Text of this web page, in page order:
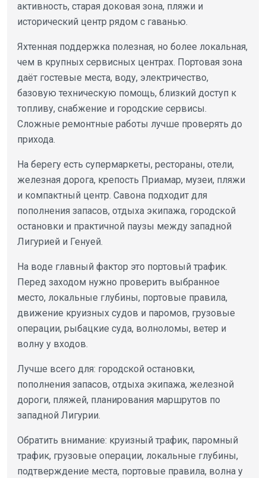
активность, старая доковая зона, пляжи и
исторический центр рядом с гаванью.
Яхтенная поддержка полезная, но более локальная,
чем в крупных сервисных центрах. Портовая зона
даёт гостевые места, воду, электричество,
базовую техническую помощь, близкий доступ к
топливу, снабжение и городские сервисы.
Сложные ремонтные работы лучше проверять до
прихода.
На берегу есть супермаркеты, рестораны, отели,
железная дорога, крепость Приамар, музеи, пляжи
и компактный центр. Савона подходит для
пополнения запасов, отдыха экипажа, городской
остановки и практичной паузы между западной
Лигурией и Генуей.
На воде главный фактор это портовый трафик.
Перед заходом нужно проверить выбранное
место, локальные глубины, портовые правила,
движение круизных судов и паромов, грузовые
операции, рыбацкие суда, волноломы, ветер и
волну у входов.
Лучше всего для: городской остановки,
пополнения запасов, отдыха экипажа, железной
дороги, пляжей, планирования маршрутов по
западной Лигурии.
Обратить внимание: круизный трафик, паромный
трафик, грузовые операции, локальные глубины,
подтверждение места, портовые правила, волна у